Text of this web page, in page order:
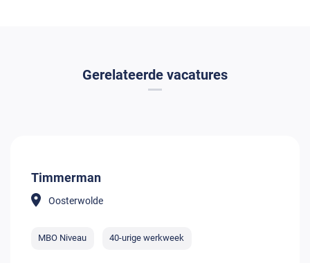
Gerelateerde vacatures
Timmerman
Oosterwolde
MBO Niveau 40-urige werkweek